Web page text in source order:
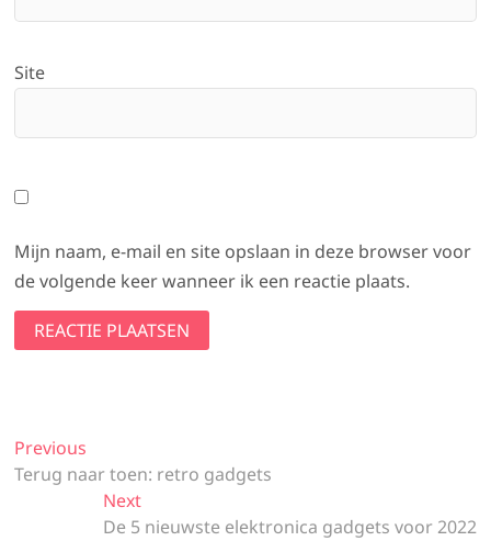
Site
Mijn naam, e-mail en site opslaan in deze browser voor
de volgende keer wanneer ik een reactie plaats.
Bericht
navigatie
Previous
post:
Terug naar toen: retro gadgets
NextNext
post:
De 5 nieuwste elektronica gadgets voor 2022